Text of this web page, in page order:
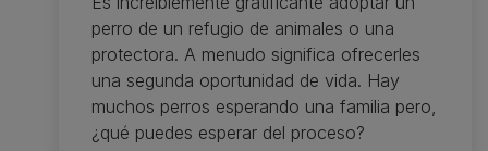
perro de un refugio de animales o una
protectora. A menudo significa ofrecerles
una segunda oportunidad de vida. Hay
muchos perros esperando una familia pero,
¿qué puedes esperar del proceso?